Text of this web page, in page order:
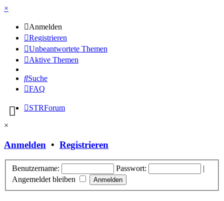
×
Anmelden
Registrieren
Unbeantwortete Themen
Aktive Themen
Suche
FAQ
STRForum
×
Anmelden • Registrieren
Benutzername: Passwort:
|
Angemeldet bleiben